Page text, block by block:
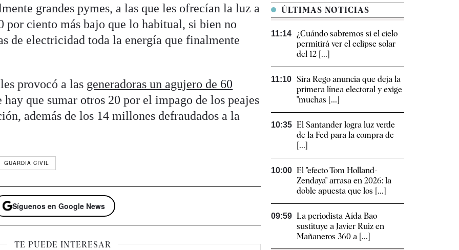
grandes pymes, a las que les ofrecían la luz a
por ciento más bajo que lo habitual, si bien no
de electricidad toda la energía que finalmente
provocó a las generadoras un agujero de 60
hay que sumar otros 20 por el impago de los peajes
además de los 14 millones defraudados a la
GUARDIA CIVIL
Síguenos en Google News
TE PUEDE INTERESAR
ÚLTIMAS NOTICIAS
11:14
¿Cuándo sabremos si el cielo
permitirá ver el eclipse solar
del 12 [...]
11:10
Sira Rego anuncia que deja la
primera línea electoral y exige
"muchas [...]
10:35 El Santander logra luz verde
de la Fed para la compra de
[...]
10:00 El "efecto Tom Holland-
Zendaya" arrasa en 2026: la
doble apuesta que los [...]
09:59 La periodista Aída Bao
sustituye a Javier Ruiz en
Mañaneros 360 a [...]